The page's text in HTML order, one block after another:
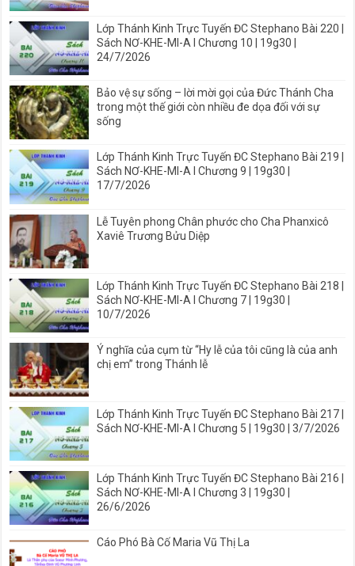
Lớp Thánh Kinh Trực Tuyến ĐC Stephano Bài 220 |
Sách NƠ-KHE-MI-A I Chương 10 | 19g30 |
24/7/2026
Bảo vệ sự sống – lời mời gọi của Đức Thánh Cha
trong một thế giới còn nhiều đe dọa đối với sự
sống
Lớp Thánh Kinh Trực Tuyến ĐC Stephano Bài 219 |
Sách NƠ-KHE-MI-A I Chương 9 | 19g30 |
17/7/2026
Lễ Tuyên phong Chân phước cho Cha Phanxicô
Xaviê Trương Bửu Diệp
Lớp Thánh Kinh Trực Tuyến ĐC Stephano Bài 218 |
Sách NƠ-KHE-MI-A I Chương 7 | 19g30 |
10/7/2026
Ý nghĩa của cụm từ “Hy lễ của tôi cũng là của anh
chị em” trong Thánh lễ
Lớp Thánh Kinh Trực Tuyến ĐC Stephano Bài 217 |
Sách NƠ-KHE-MI-A I Chương 5 | 19g30 | 3/7/2026
Lớp Thánh Kinh Trực Tuyến ĐC Stephano Bài 216 |
Sách NƠ-KHE-MI-A I Chương 3 | 19g30 |
26/6/2026
Cáo Phó Bà Cố Maria Vũ Thị La